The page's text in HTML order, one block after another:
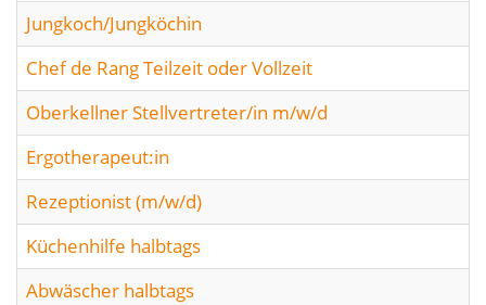
Jungkoch/Jungköchin
Chef de Rang Teilzeit oder Vollzeit
Oberkellner Stellvertreter/in m/w/d
Ergotherapeut:in
Rezeptionist (m/w/d)
Küchenhilfe halbtags
Abwäscher halbtags